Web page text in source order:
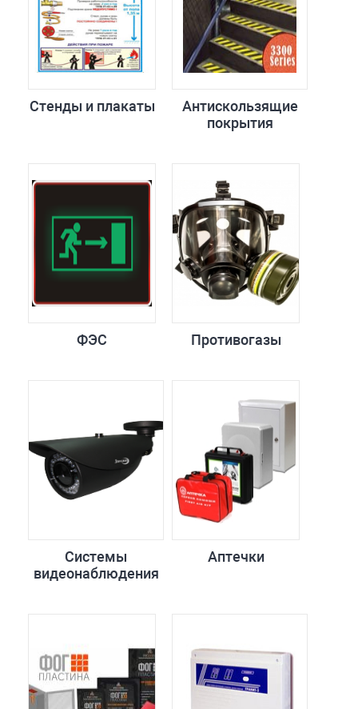
Стенды и плакаты
Антискользящие
покрытия
ФЭС Противогазы
Системы
видеонаблюдения
Аптечки